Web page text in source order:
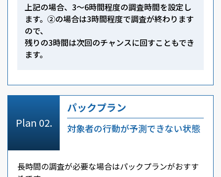
上記の場合、3～6時間程度の調査時間を設定し
ます。②の場合は3時間程度で調査が終わります
ので、
残りの3時間は次回のチャンスに回すこともでき
ます。
パックプラン
対象者の行動が予測できない状態
長時間の調査が必要な場合はパックプランがおすす